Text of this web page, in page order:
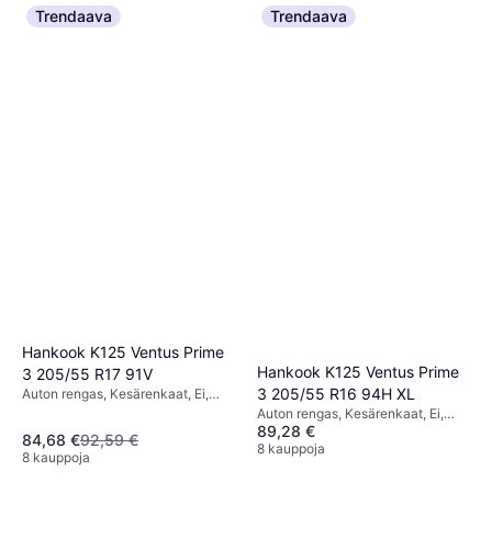
Trendaava
Hankook K125 Ventus Prime
3 205/55 R17 91V
Auton rengas, Kesärenkaat, Ei,
84,68 €92,59 €
8 kauppoja
Trendaava
Hankook K125 Ventus Prime
3 205/55 R16 94H XL
Auton rengas, Kesärenkaat, Ei,
Henkilöauto, Profiili 55 %,
Nopeusindeksi H (210 km/h)
89,28 €
8 kauppoja